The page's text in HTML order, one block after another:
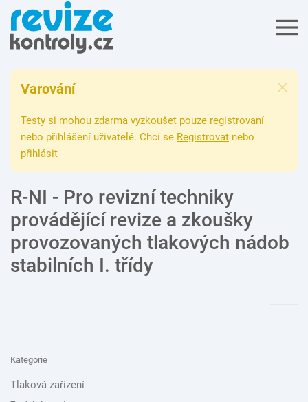
Varování
Testy si mohou zdarma vyzkoušet pouze registrovaní
nebo přihlášení uživatelé. Chci se Registrovat nebo
přihlásit
R-NI - Pro revizní techniky
provádějící revize a zkoušky
provozovaných tlakových nádob
stabilních I. třídy
Kategorie
Tlaková zařízení